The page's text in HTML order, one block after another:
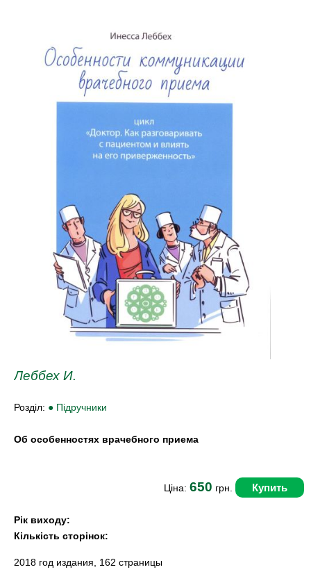
Леббех И.
Розділ: ● Підручники
Об особенностях врачебного приема
Ціна: 650 грн. Купить
Рік виходу:
Кількість сторінок:
2018 год издания, 162 страницы